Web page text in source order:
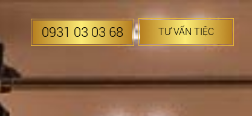
0931 03 03 68 TƯ VẤN TIỆC